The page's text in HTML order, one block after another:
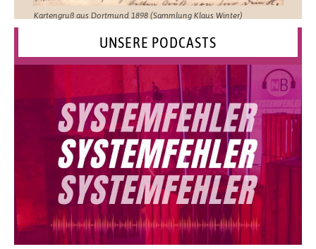
Kartengruß aus Dortmund 1898 (Sammlung Klaus Winter)
UNSERE PODCASTS